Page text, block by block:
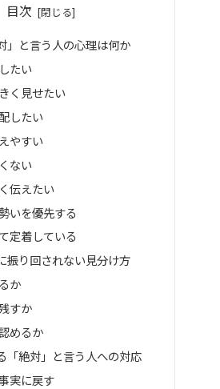
目次
」と言う人の心理は何か
たい
く見せたい
したい
やすい
ない
伝えたい
いを優先する
定着している
振り回されない見分け方
か
すか
めるか
「絶対」と言う人への対応
実に戻す